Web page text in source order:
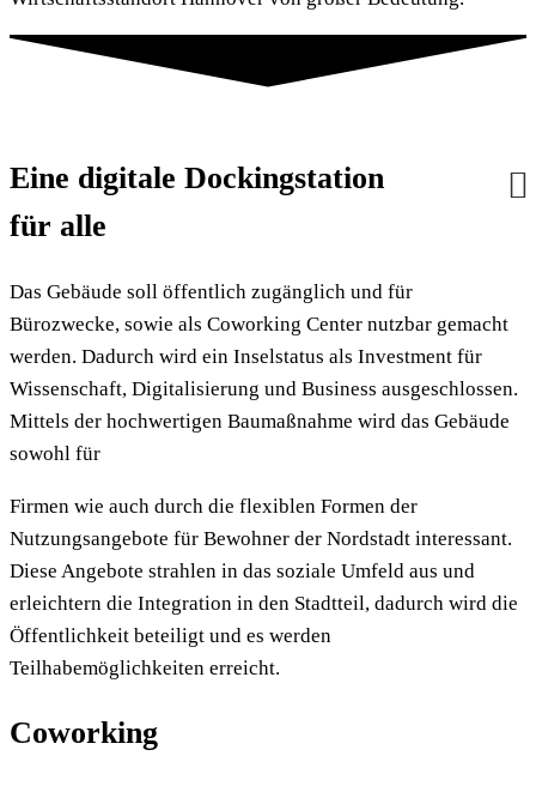
Eine digitale Dockingstation
für alle
Das Gebäude soll öffentlich zugänglich und für
Bürozwecke, sowie als Coworking Center nutzbar gemacht
werden. Dadurch wird ein Inselstatus als Investment für
Wissenschaft, Digitalisierung und Business ausgeschlossen.
Mittels der hochwertigen Baumaßnahme wird das Gebäude
sowohl für
Firmen wie auch durch die flexiblen Formen der
Nutzungsangebote für Bewohner der Nordstadt interessant.
Diese Angebote strahlen in das soziale Umfeld aus und
erleichtern die Integration in den Stadtteil, dadurch wird die
Öffentlichkeit beteiligt und es werden
Teilhabemöglichkeiten erreicht.
Coworking